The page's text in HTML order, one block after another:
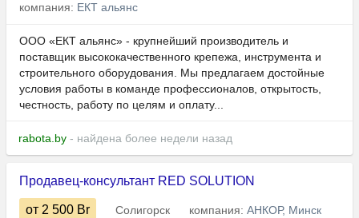
компания: ЕКТ альянс
ООО «ЕКТ альянс» - крупнейший производитель и
поставщик высококачественного крепежа, инструмента и
строительного оборудования. Мы предлагаем достойные
условия работы в команде профессионалов, открытость,
честность, работу по целям и оплату...
rabota.by - найдена более недели назад
Продавец-консультант RED SOLUTION
от 2 500 Br Солигорск компания: АНКОР, Минск